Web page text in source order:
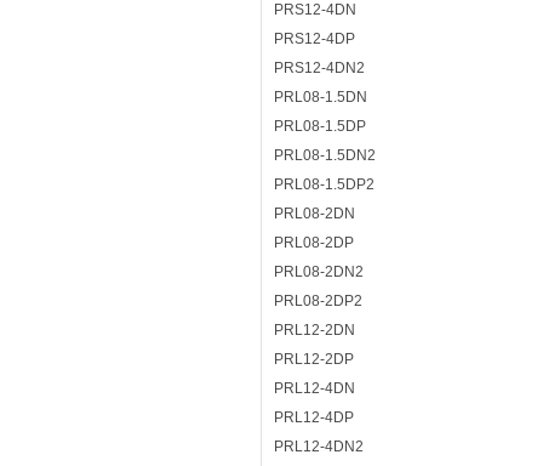
PRS12-4DN
PRS12-4DP
PRS12-4DN2
PRL08-1.5DN
PRL08-1.5DP
PRL08-1.5DN2
PRL08-1.5DP2
PRL08-2DN
PRL08-2DP
PRL08-2DN2
PRL08-2DP2
PRL12-2DN
PRL12-2DP
PRL12-4DN
PRL12-4DP
PRL12-4DN2